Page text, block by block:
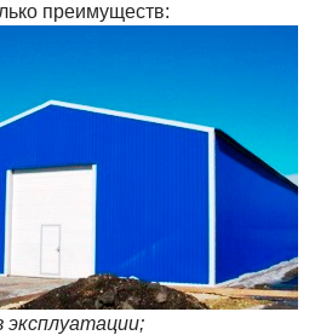
преимуществ:
эксплуатации;